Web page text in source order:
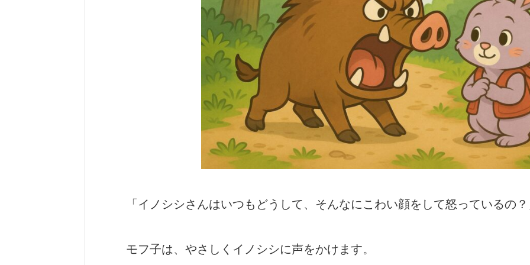
「イノシシさんはいつもどうして、そんなにこわい顔をして怒っているの
モフ子は、やさしくイノシシに声をかけます。